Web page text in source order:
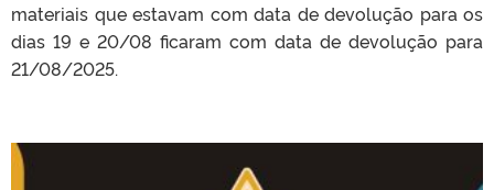
materiais que estavam com data de devolução para os
dias 19 e 20/08 ficaram com data de devolução para
21/08/2025.